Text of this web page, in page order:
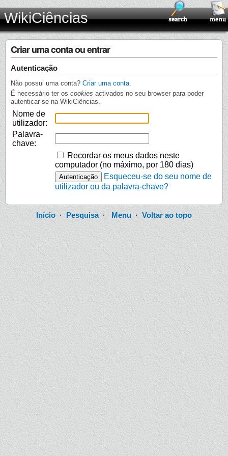
WikiCiências
Criar uma conta ou entrar
Autenticação
Não possui uma conta? Criar uma conta
É necessário ter os cookies activados no seu browser para poder
autenticar-se na WikiCiências.
Nome de
utilizador:
Palavra-
chave:
Recordar os meus dados neste
computador (no máximo, por 180 dias)
Esqueceu-se do seu nome de
utilizador ou da palavra-chave?
Início· Pesquisa·Menu ·Voltar ao topo